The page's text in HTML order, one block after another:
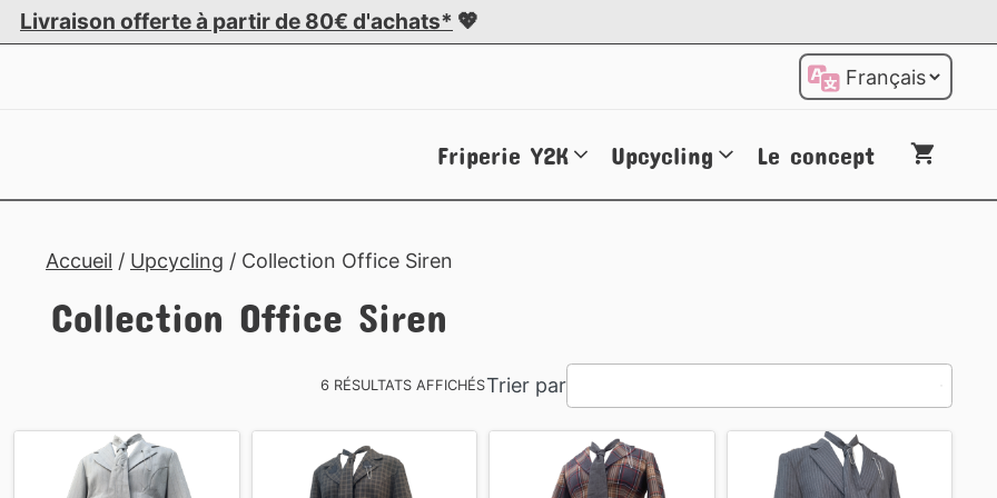
Livraison offerte à partir de 80€ d'achats* 💖
Choisir
une
Friperie Y2K Upcycling Le concept
Accueil / Upcycling / Collection Office Siren
Collection Office Siren
6 RÉSULTATS AFFICHÉSTrier par
results
available